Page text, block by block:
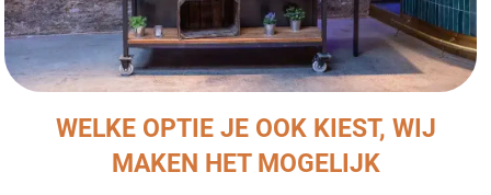
WELKE OPTIE JE OOK KIEST, WIJ
MAKEN HET MOGELIJK